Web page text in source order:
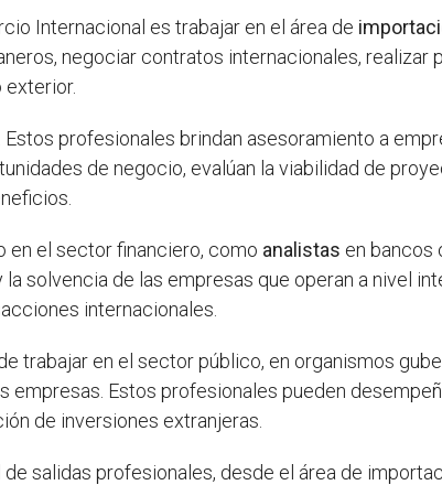
Internacional es trabajar en el área de
negociar contratos internacionales, realizar
profesionales brindan asesoramiento a
de negocio, evalúan la viabilidad de
en el sector financiero, como analistas en bancos
solvencia de las empresas que operan a nivel
internacionales.
trabajar en el sector público, en organismos
Estos profesionales pueden
de inversiones extranjeras.
salidas profesionales, desde el área de